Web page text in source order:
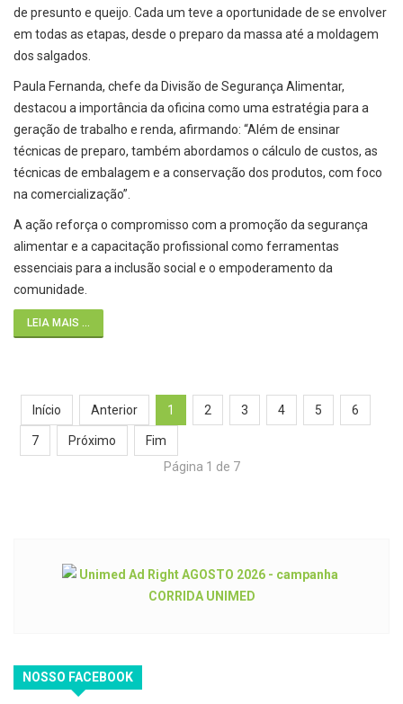
de presunto e queijo. Cada um teve a oportunidade de se envolver
em todas as etapas, desde o preparo da massa até a moldagem
dos salgados.
Paula Fernanda, chefe da Divisão de Segurança Alimentar,
destacou a importância da oficina como uma estratégia para a
geração de trabalho e renda, afirmando: “Além de ensinar
técnicas de preparo, também abordamos o cálculo de custos, as
técnicas de embalagem e a conservação dos produtos, com foco
na comercialização”.
A ação reforça o compromisso com a promoção da segurança
alimentar e a capacitação profissional como ferramentas
essenciais para a inclusão social e o empoderamento da
comunidade.
LEIA MAIS ...
Início Anterior 1 2 3 4 5 6
7 Próximo
Fim
Página 1 de 7
NOSSO FACEBOOK